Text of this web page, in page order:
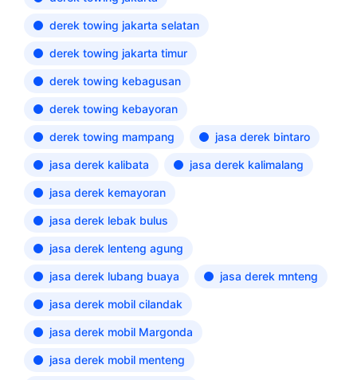
derek towing jakarta selatan
derek towing jakarta timur
derek towing kebagusan
derek towing kebayoran
derek towing mampang jasa derek bintaro
jasa derek kalibata jasa derek kalimalang
jasa derek kemayoran
jasa derek lebak bulus
jasa derek lenteng agung
jasa derek lubang buaya jasa derek mnteng
jasa derek mobil cilandak
jasa derek mobil Margonda
jasa derek mobil menteng